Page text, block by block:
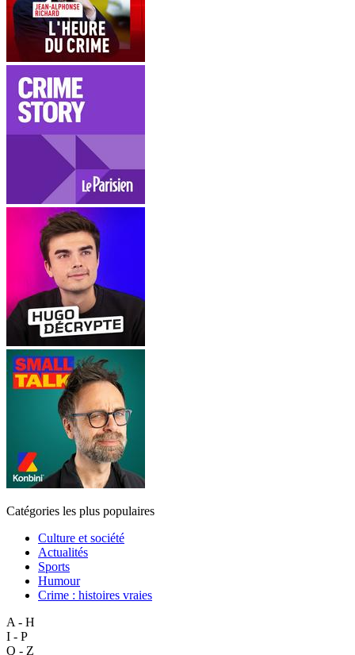
Catégories les plus populaires
Culture et société
Actualités
Sports
Humour
Crime : histoires vraies
A - H
I - P
Q - Z